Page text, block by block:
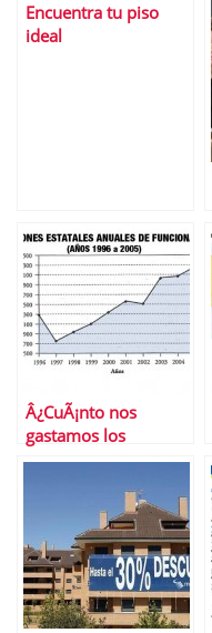
de la crisis
Encuentra tu piso
ideal
Â¿CuÃ¡nto nos
gastamos los
espaÃ±oles en unas